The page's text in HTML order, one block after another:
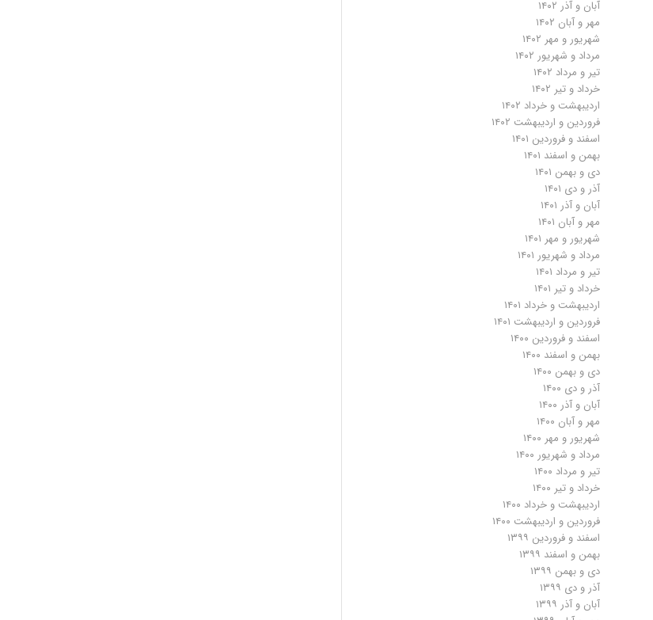
آبان و آذر ۱۴۰۲
مهر و آبان ۱۴۰۲
شهریور و مهر ۱۴۰۲
مرداد و شهریور ۱۴۰۲
تیر و مرداد ۱۴۰۲
خرداد و تیر ۱۴۰۲
اردیبهشت و خرداد ۱۴۰۲
فروردین و اردیبهشت ۱۴۰۲
اسفند و فروردین ۱۴۰۱
بهمن و اسفند ۱۴۰۱
دی و بهمن ۱۴۰۱
آذر و دی ۱۴۰۱
آبان و آذر ۱۴۰۱
مهر و آبان ۱۴۰۱
شهریور و مهر ۱۴۰۱
مرداد و شهریور ۱۴۰۱
تیر و مرداد ۱۴۰۱
خرداد و تیر ۱۴۰۱
اردیبهشت و خرداد ۱۴۰۱
فروردین و اردیبهشت ۱۴۰۱
اسفند و فروردین ۱۴۰۰
بهمن و اسفند ۱۴۰۰
دی و بهمن ۱۴۰۰
آذر و دی ۱۴۰۰
آبان و آذر ۱۴۰۰
مهر و آبان ۱۴۰۰
شهریور و مهر ۱۴۰۰
مرداد و شهریور ۱۴۰۰
تیر و مرداد ۱۴۰۰
خرداد و تیر ۱۴۰۰
اردیبهشت و خرداد ۱۴۰۰
فروردین و اردیبهشت ۱۴۰۰
اسفند و فروردین ۱۳۹۹
بهمن و اسفند ۱۳۹۹
دی و بهمن ۱۳۹۹
آذر و دی ۱۳۹۹
آبان و آذر ۱۳۹۹